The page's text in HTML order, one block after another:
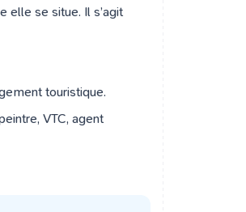
elle se situe. Il s’agit
touristique.
VTC, agent